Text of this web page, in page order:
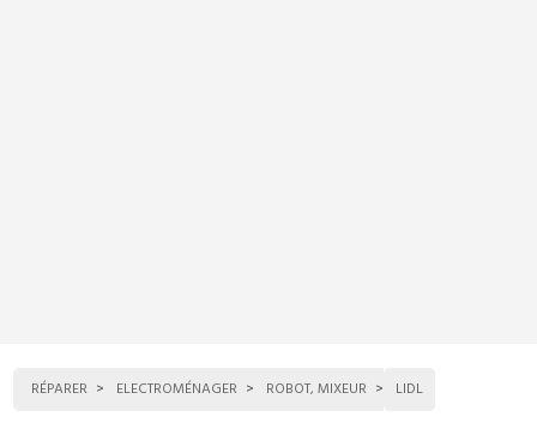
RÉPARER ELECTROMÉNAGER ROBOT, MIXEUR LIDL